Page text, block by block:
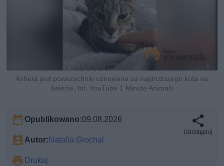
Ashera jest powszechnie uznawana za najdroższego kota na
świecie, fot. YouTube 1 Minute Animals
Opublikowano:09.08.2026
Autor: Natalia Grochal
Drukuj
Udostępnij